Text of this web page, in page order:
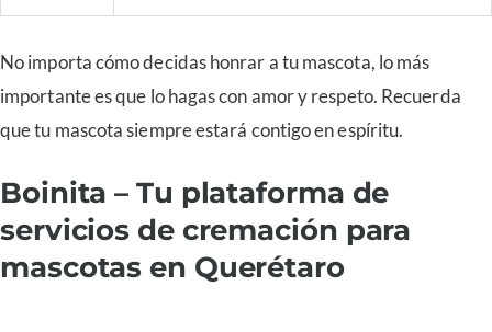
No importa cómo decidas honrar a tu mascota, lo más
importante es que lo hagas con amor y respeto. Recuerda
que tu mascota siempre estará contigo en espíritu.
Boinita – Tu plataforma de
servicios de cremación para
mascotas en Querétaro